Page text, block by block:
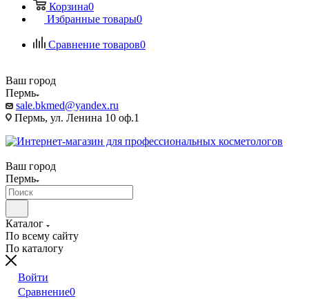
Корзина0
Избранные товары0
Сравнение товаров0
Ваш город
Пермь
sale.bkmed@yandex.ru
Пермь, ул. Ленина 10 оф.1
Ваш город
Пермь
Каталог
По всему сайту
По каталогу
Войти
Сравнение0